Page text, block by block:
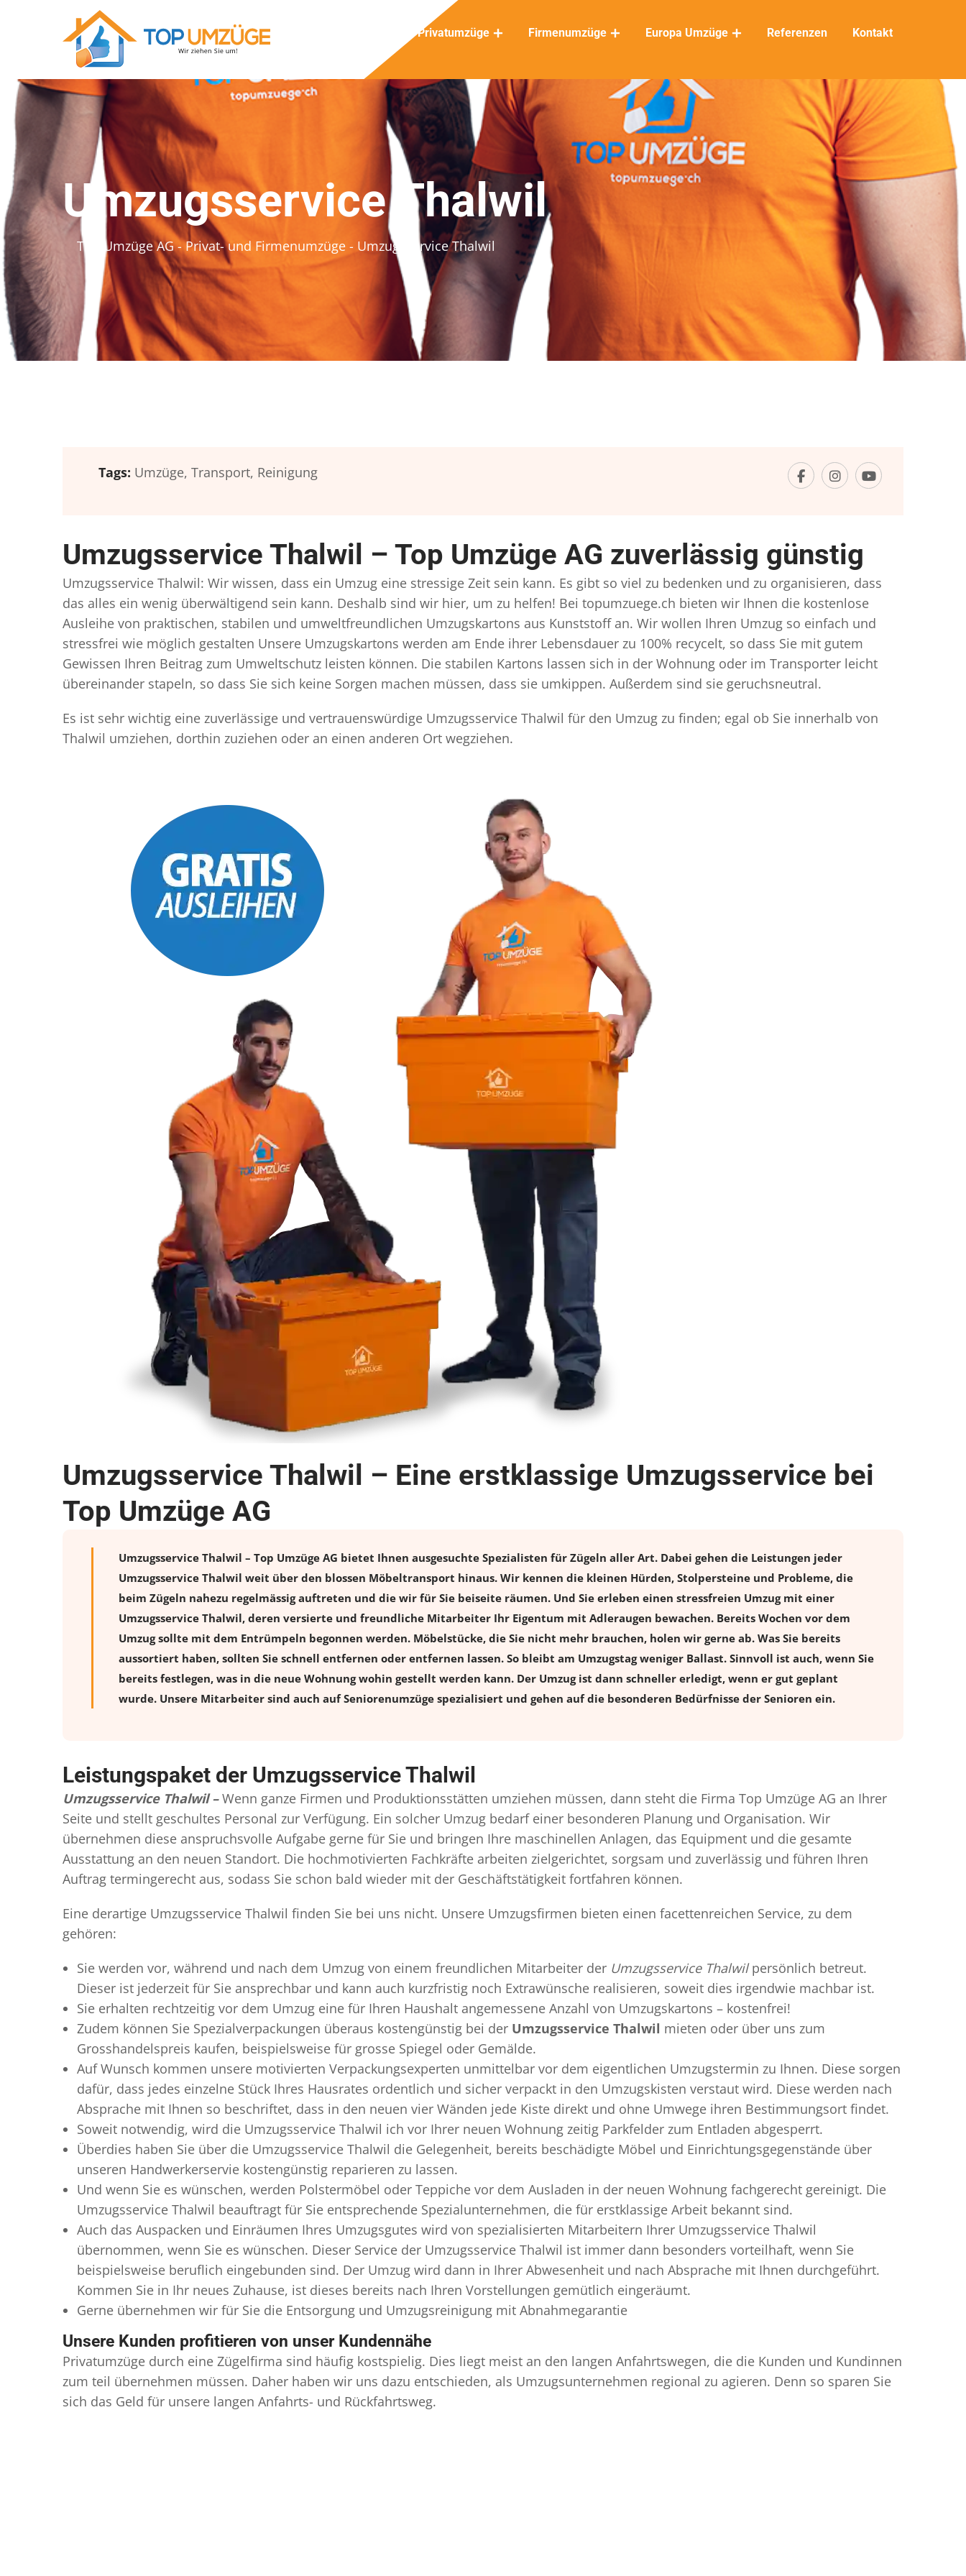
Privatumzüge Firmenumzüge Europa Umzüge Referenzen Kontakt
Umzugsservice Thalwil
Top Umzüge AG - Privat- und Firmenumzüge - Umzugsservice Thalwil
Tags: Umzüge, Transport, Reinigung
Umzugsservice Thalwil – Top Umzüge AG zuverlässig günstig
Umzugsservice Thalwil: Wir wissen, dass ein Umzug eine stressige Zeit sein kann. Es gibt so viel zu bedenken und zu organisieren, dass
das alles ein wenig überwältigend sein kann. Deshalb sind wir hier, um zu helfen! Bei topumzuege.ch bieten wir Ihnen die kostenlose
Ausleihe von praktischen, stabilen und umweltfreundlichen Umzugskartons aus Kunststoff an. Wir wollen Ihren Umzug so einfach und
stressfrei wie möglich gestalten Unsere Umzugskartons werden am Ende ihrer Lebensdauer zu 100% recycelt, so dass Sie mit gutem
Gewissen Ihren Beitrag zum Umweltschutz leisten können. Die stabilen Kartons lassen sich in der Wohnung oder im Transporter leicht
übereinander stapeln, so dass Sie sich keine Sorgen machen müssen, dass sie umkippen. Außerdem sind sie geruchsneutral.
Es ist sehr wichtig eine zuverlässige und vertrauenswürdige Umzugsservice Thalwil für den Umzug zu finden; egal ob Sie innerhalb von
Thalwil umziehen, dorthin zuziehen oder an einen anderen Ort wegziehen.
Umzugsservice Thalwil – Eine erstklassige Umzugsservice bei
Top Umzüge AG
Umzugsservice Thalwil – Top Umzüge AG bietet Ihnen ausgesuchte Spezialisten für Zügeln aller Art. Dabei gehen die Leistungen jeder
Umzugsservice Thalwil weit über den blossen Möbeltransport hinaus. Wir kennen die kleinen Hürden, Stolpersteine und Probleme, die
beim Zügeln nahezu regelmässig auftreten und die wir für Sie beiseite räumen. Und Sie erleben einen stressfreien Umzugmit einer
Umzugsservice Thalwil, deren versierte und freundliche Mitarbeiter Ihr Eigentum mit Adleraugen bewachen. Bereits Wochen vor dem
Umzug sollte mit dem Entrümpeln begonnen werden. Möbelstücke, die Sie nicht mehr brauchen, holen wir gerne ab. Was Sie bereits
aussortiert haben, sollten Sie schnell entfernen oder entfernen lassen. So bleibt am Umzugstag weniger Ballast. Sinnvoll ist auch, wenn Sie
bereits festlegen, was in die neue Wohnung wohin gestellt werden kann. Der Umzug ist dann schneller erledigt, wenn er gut geplant
wurde. Unsere Mitarbeiter sind auch auf Seniorenumzüge spezialisiert und gehen auf die besonderen Bedürfnisse der Senioren ein.
Leistungspaket der Umzugsservice Thalwil
Umzugsservice Thalwil – Wenn ganze Firmen und Produktionsstätten umziehen müssen, dann steht die Firma Top Umzüge AG an Ihrer
Seite und stellt geschultes Personal zur Verfügung. Ein solcher Umzug bedarf einer besonderen Planung und Organisation. Wir
übernehmen diese anspruchsvolle Aufgabe gerne für Sie und bringen Ihre maschinellen Anlagen, das Equipment und die gesamte
Ausstattung an den neuen Standort. Die hochmotivierten Fachkräfte arbeiten zielgerichtet, sorgsam und zuverlässig und führen Ihren
Auftrag termingerecht aus, sodass Sie schon bald wieder mit der Geschäftstätigkeit fortfahren können.
Eine derartige Umzugsservice Thalwil finden Sie bei uns nicht. Unsere Umzugsfirmen bieten einen facettenreichen Service, zu dem
gehören:
Sie werden vor, während und nach dem Umzug von einem freundlichen Mitarbeiter der Umzugsservice Thalwilpersönlich betreut.
Dieser ist jederzeit für Sie ansprechbar und kann auch kurzfristig noch Extrawünsche realisieren, soweit dies irgendwie machbar ist.
Sie erhalten rechtzeitig vor dem Umzug eine für Ihren Haushalt angemessene Anzahl von Umzugskartons – kostenfrei!
Zudem können Sie Spezialverpackungen überaus kostengünstig bei der Umzugsservice Thalwil mieten oder über uns zum
Grosshandelspreis kaufen, beispielsweise für grosse Spiegel oder Gemälde.
Auf Wunsch kommen unsere motivierten Verpackungsexperten unmittelbar vor dem eigentlichen Umzugstermin zu Ihnen. Diese sorgen
dafür, dass jedes einzelne Stück Ihres Hausrates ordentlich und sicher verpackt in den Umzugskisten verstaut wird. Diese werden nach
Absprache mit Ihnen so beschriftet, dass in den neuen vier Wänden jede Kiste direkt und ohne Umwege ihren Bestimmungsort findet.
Soweit notwendig, wird die Umzugsservice Thalwil ich vor Ihrer neuen Wohnung zeitig Parkfelder zum Entladen abgesperrt.
Überdies haben Sie über die Umzugsservice Thalwil die Gelegenheit, bereits beschädigte Möbel und Einrichtungsgegenstände über
unseren Handwerkerservie kostengünstig reparieren zu lassen.
Und wenn Sie es wünschen, werden Polstermöbel oder Teppiche vor dem Ausladen in der neuen Wohnung fachgerecht gereinigt. Die
Umzugsservice Thalwil beauftragt für Sie entsprechende Spezialunternehmen, die für erstklassige Arbeit bekannt sind.
Auch das Auspacken und Einräumen Ihres Umzugsgutes wird von spezialisierten Mitarbeitern Ihrer Umzugsservice Thalwil
übernommen, wenn Sie es wünschen. Dieser Service der Umzugsservice Thalwil ist immer dann besonders vorteilhaft, wenn Sie
beispielsweise beruflich eingebunden sind. Der Umzug wird dann in Ihrer Abwesenheit und nach Absprache mit Ihnen durchgeführt.
Kommen Sie in Ihr neues Zuhause, ist dieses bereits nach Ihren Vorstellungen gemütlich eingeräumt.
Gerne übernehmen wir für Sie die Entsorgung und Umzugsreinigung mit Abnahmegarantie
Unsere Kunden profitieren von unser Kundennähe
Privatumzüge durch eine Zügelfirma sind häufig kostspielig. Dies liegt meist an den langen Anfahrtswegen, die die Kunden und Kundinnen
zum teil übernehmen müssen. Daher haben wir uns dazu entschieden, als Umzugsunternehmen regional zu agieren. Denn so sparen Sie
sich das Geld für unsere langen Anfahrts- und Rückfahrtsweg.